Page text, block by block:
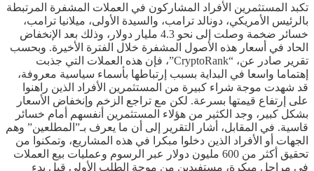
تكبد المستثمرين الأفراد المشاركون في العملات المشفرة المرتبطة
بالرئيس الأمريكي، دونالد ترامب، والسيدة الأولى، ميلانيا ترامب،
خسائر ضخمة وصلت إلى نحو 4.3 مليار دولار، وذلك بعد الإنخفاض
الحاد في أسعار هذه الأصول المشفرة خلال الفترة الأخيرة. وبحسب
تقرير صادر عن، “CryptoRank”، فإن هذه العملات التي جذبت
إهتماما واسعا في البداية بسبب إرتباطها بأسماء سياسية معروفة،
قد شهدت موجة شراء كبيرة من المستثمرين الأفراد الذين راهنوا
على إرتفاع قيمتها بسرعة. لكن مع تراجع الزخم وإنخفاض الأسعار
بشكل كبير، وجد الكثير من هؤلاء المستثمرين أنفسهم أمام خسائر
قاسية. في المقابل، أشار التقرير إلى أن ما يعرف بـ”المطلعين” وهم
الجهات أو الأفراد الذين دخلوا مبكرا في هذه المشاريع، وتمكنوا من
تحقيق أكثر من 600 مليون دولار عبر الرسوم وعمليات بيع العملات
في مراحل مبكرة، مستفيدين من موجة الطلب الأولى قبل بدء